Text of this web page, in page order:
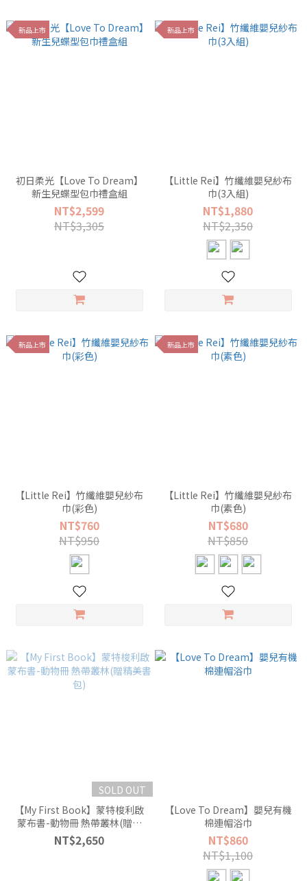
新品上市
初日柔光【Love To Dream】
新生兒蝶型包巾禮盒組
NT$2,599
NT$3,305
新品上市
【Little Rei】竹纖維嬰兒紗布
巾(3入組)
NT$1,880
NT$2,350
新品上市
【Little Rei】竹纖維嬰兒紗布
巾(彩色)
NT$760
NT$950
新品上市
【Little Rei】竹纖維嬰兒紗布
巾(素色)
NT$680
NT$850
SOLD OUT
【My First Book】蒙特梭利啟
蒙布書-動物冊 熱帶叢林(贈精
美書包)
NT$2,650
【Love To Dream】嬰兒有機
棉連帽浴巾
NT$860
NT$1,100